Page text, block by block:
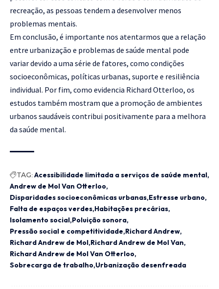
recreação, as pessoas tendem a desenvolver menos
problemas mentais.
Em conclusão, é importante nos atentarmos que a relação
entre urbanização e problemas de saúde mental pode
variar devido a uma série de fatores, como condições
socioeconômicas, políticas urbanas, suporte e resiliência
individual. Por fim, como evidencia Richard Otterloo, os
estudos também mostram que a promoção de ambientes
urbanos saudáveis contribui positivamente para a melhora
da saúde mental.
TAG:Acessibilidade limitada a serviços de saúde mental
Andrew de Mol Van Otterloo
Disparidades socioeconômicas urbanas Estresse urbano
Falta de espaços verdes Habitações precárias
Isolamento social Poluição sonora
Pressão social e competitividade Richard Andrew
Richard Andrew de Mol Richard Andrew de Mol Van
Richard Andrew de Mol Van Otterloo
Sobrecarga de trabalho Urbanização desenfreada